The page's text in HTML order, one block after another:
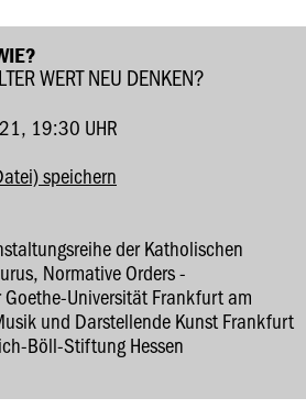
WERT NEU DENKEN?
19:30 UHR
speichern
der Katholischen
Normative Orders -
Universität Frankfurt am
und Darstellende Kunst Frankfurt
Böll-Stiftung Hessen